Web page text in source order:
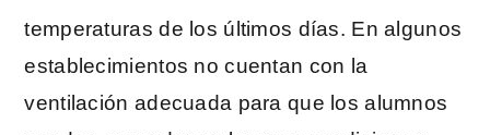
temperaturas de los últimos días. En algunos
establecimientos no cuentan con la
ventilación adecuada para que los alumnos